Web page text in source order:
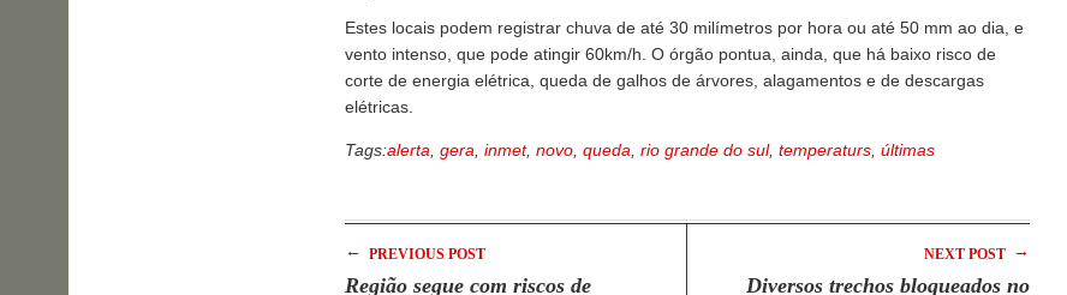
Estes locais podem registrar chuva de até 30 milímetros por hora ou até 50 mm ao dia, e
vento intenso, que pode atingir 60km/h. O órgão pontua, ainda, que há baixo risco de
corte de energia elétrica, queda de galhos de árvores, alagamentos e de descargas
elétricas.
Tags:alerta gera inmet, novo queda rio grande do sul, temperaturs últimas
← PREVIOUS POST
Região segue com riscos de
NEXT POST →
Diversos trechos bloqueados no